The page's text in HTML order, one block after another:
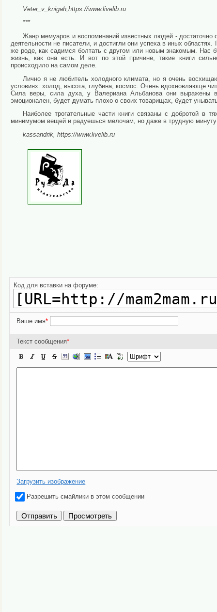
Veter_v_knigah,https://www.livelib.ru
***
Жанр мемуаров и воспоминаний известных людей - достаточно
деятельности не писатели, и достигли они успеха в иных
же роде, как садимся болтать с другом или новым знакомым. Нас
жизнь, как она есть. И вот по этой причине, такие книги
происходило на самом деле.
Лично я не любитель холодного климата, но я очень
условиях: холод, высота, глубина, космос. Очень вдохновляюще
Сила веры, сила духа, у Валериана Альбанова они выражены
эмоционален, будет думать плохо о своих товарищах, будет
Наиболее трогательные части книги связаны с добротой в
минимумом вещей и радуешься мелочам, но даже в трудную
kassandrik, https://www.livelib.ru
Код для вставки на форуме:
Ваше имя*
Текст сообщения*
Загрузить изображение
Разрешить смайлики в этом сообщении